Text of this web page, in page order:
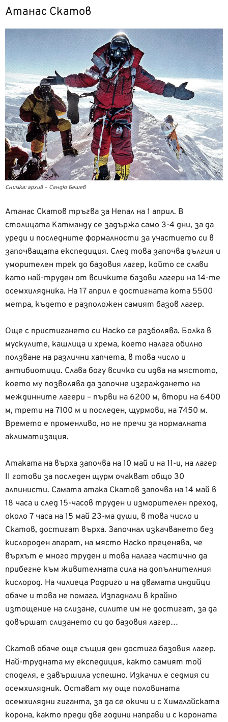
Атанас Скатов
Снимка: архив – Сандю Бешев
Атанас Скатов тръгва за Непал на 1 април. В
столицата Катманду се задържа само 3-4 дни, за да
уреди и последните формалности за участието си в
започващата експедиция. След това започва дългия и
уморителен трек до базовия лагер, който се слави
като най-труден от всичките базови лагери на 14-те
осемхилядника. На 17 април е достигната кота 5500
метра, където е разположен самият базов лагер.
Още с пристигането си Наско се разболява. Болка в
мускулите, кашлица и хрема, което налага обилно
ползване на различни хапчета, в това число и
антибиотици. Слава богу всичко си идва на мястото,
което му позволява да започне изграждането на
междинните лагери – първи на 6200 м, втори на 6400
м, трети на 7100 м и последен, щурмови, на 7450 м.
Времето е променливо, но не пречи за нормалната
аклиматизация.
Атаката на върха започва на 10 май и на 11-и, на лагер
II готови за последен щурм очакват общо 30
алпинисти. Самата атака Скатов започва на 14 май в
18 часа и след 15-часов труден и изморителен преход,
около 7 часа на 15 май 23-ма души, в това число и
Скатов, достигат върха. Започнал изкачването без
кислороден апарат, на място Наско преценява, че
върхът е много труден и това налага частично да
прибегне към живителната сила на допълнителния
кислород. На чилиеца Родриго и на двамата индийци
обаче и това не помага. Изпаднали в крайно
изтощение на слизане, силите им не достигат, за да
довършат слизането си до базовия лагер…
Скатов обаче още същия ден достига базовия лагер.
Най-трудната му експедиция, както самият той
споделя, е завършила успешно. Изкачил е седмия си
осемхилядник. Остават му още половината
осемхилядни гиганта, за да се окичи и с Хималайската
корона, както преди две години направи и с короната